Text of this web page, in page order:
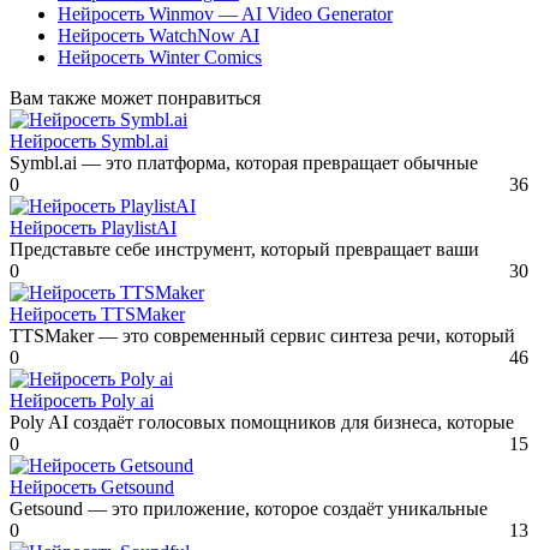
Нейросеть Winmov — AI Video Generator
Нейросеть WatchNow AI
Нейросеть Winter Comics
Вам также может понравиться
Нейросеть Symbl.ai
Symbl.ai — это платформа, которая превращает обычные
0
36
Нейросеть PlaylistAI
Представьте себе инструмент, который превращает ваши
0
30
Нейросеть TTSMaker
TTSMaker — это современный сервис синтеза речи, который
0
46
Нейросеть Poly ai
Poly AI создаёт голосовых помощников для бизнеса, которые
0
15
Нейросеть Getsound
Getsound — это приложение, которое создаёт уникальные
0
13